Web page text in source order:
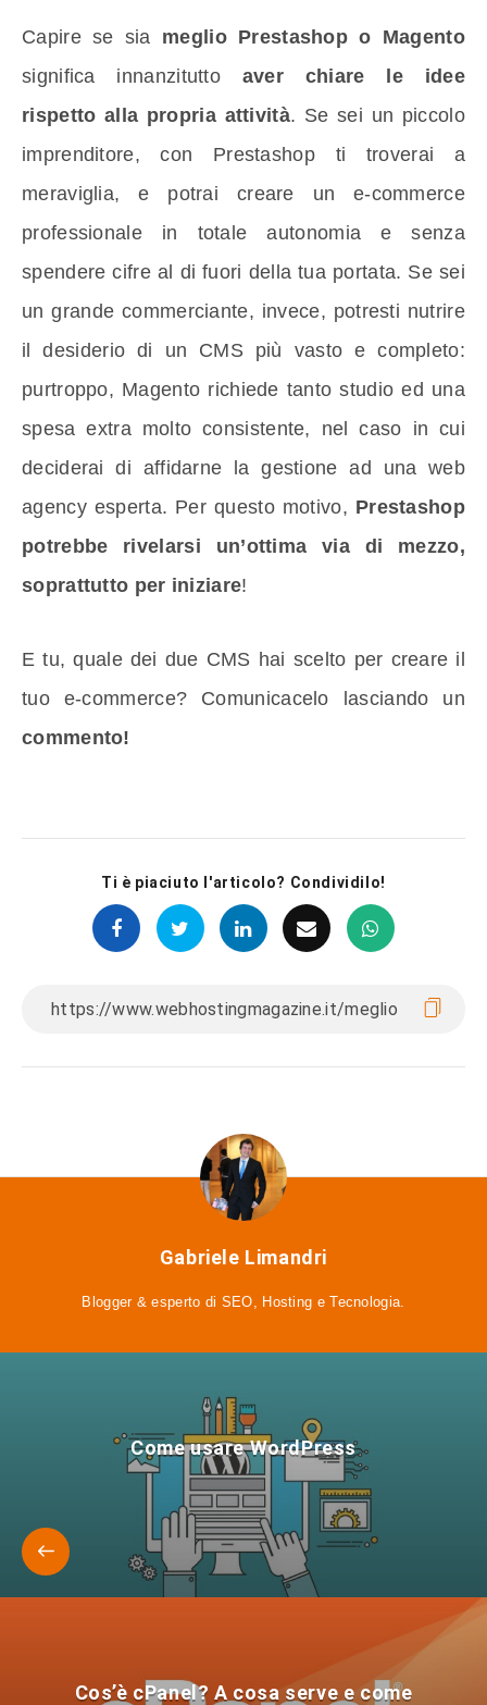
Capire se sia meglio Prestashop o Magento
significa innanzitutto aver chiare le idee
rispetto alla propria attività. Se sei un piccolo
imprenditore, con Prestashop ti troverai a
meraviglia, e potrai creare un e-commerce
professionale in totale autonomia e senza
spendere cifre al di fuori della tua portata. Se sei
un grande commerciante, invece, potresti nutrire
il desiderio di un CMS più vasto e completo:
purtroppo, Magento richiede tanto studio ed una
spesa extra molto consistente, nel caso in cui
deciderai di affidarne la gestione ad una web
agency esperta. Per questo motivo, Prestashop
potrebbe rivelarsi un’ottima via di mezzo,
soprattutto per iniziare!
E tu, quale dei due CMS hai scelto per creare il
tuo e-commerce? Comunicacelo lasciando un
commento!
Ti è piaciuto l'articolo? Condividilo!
Gabriele Limandri
Blogger & esperto di SEO, Hosting e Tecnologia.
Come usare WordPress
Cos’è cPanel? A cosa serve e come